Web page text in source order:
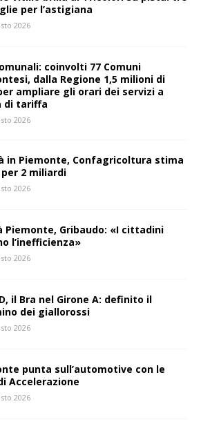
per l’astigiana
2026
coinvolti 77 Comuni
dalla Regione 1,5 milioni di
ampliare gli orari dei servizi a
di tariffa
2026
in Piemonte, Confagricoltura stima
2 miliardi
2026
Piemonte, Gribaudo: «I cittadini
l’inefficienza»
2026
il Bra nel Girone A: definito il
dei giallorossi
2026
punta sull’automotive con le
Accelerazione
2026